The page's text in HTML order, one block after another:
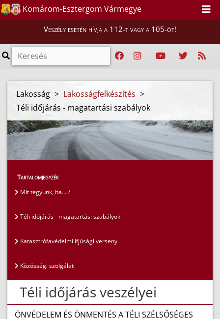
Komárom-Esztergom Vármegye
Veszély esetén hívja a 112-t vagy a 105-öt!
Lakosság > Lakosságfelkészítés >
Téli időjárás - magatartási szabályok
Tartalomjegyzék
Mit tegyünk, ha... ?
Téli időjárás - magatartási szabályok
Katasztrófavédelmi ifjúsági verseny
Közösségi szolgálat
Téli időjárás veszélyei
ÖNVÉDELEM ÉS ÖNMENTÉS A TÉLI SZÉLSŐSÉGES